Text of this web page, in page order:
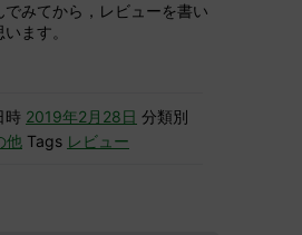
みてから，レビューを書い
ます。
時 2019年2月28日 分類別
他 Tags レビュー